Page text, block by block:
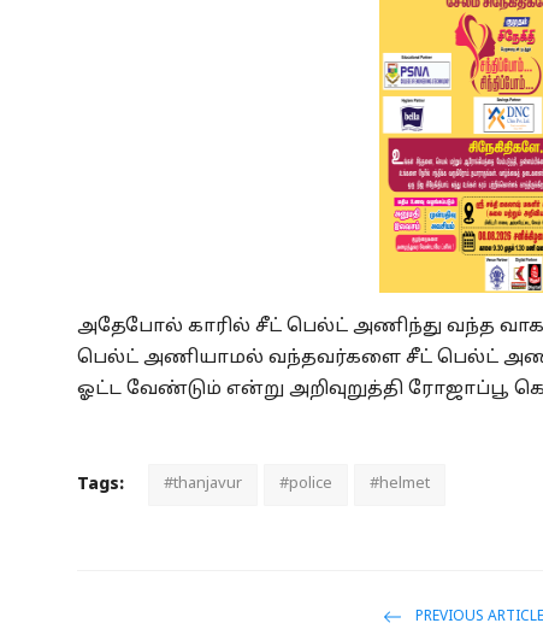
அதேபோல் காரில் சீட் பெல்ட் அணிந்து வந்த
பெல்ட் அணியாமல் வந்தவர்களை சீட் பெல்ட்
ஓட்ட வேண்டும் என்று அறிவுறுத்தி ரோஜாப்பூ
Tags: #thanjavur #police #helmet
PREVIOUS ARTICLE